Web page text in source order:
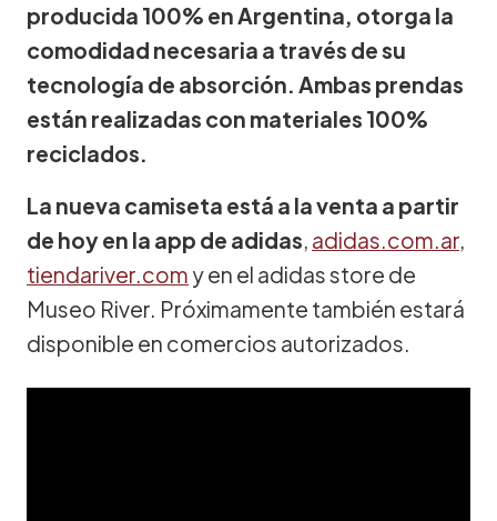
producida 100% en Argentina, otorga la
comodidad necesaria a través de su
tecnología de absorción. Ambas prendas
están realizadas con materiales 100%
reciclados.
La nueva camiseta está a la venta a partir
de hoy en la app de adidas, adidas.com.ar,
tiendariver.com y en el adidas store de
Museo River. Próximamente también estará
disponible en comercios autorizados.